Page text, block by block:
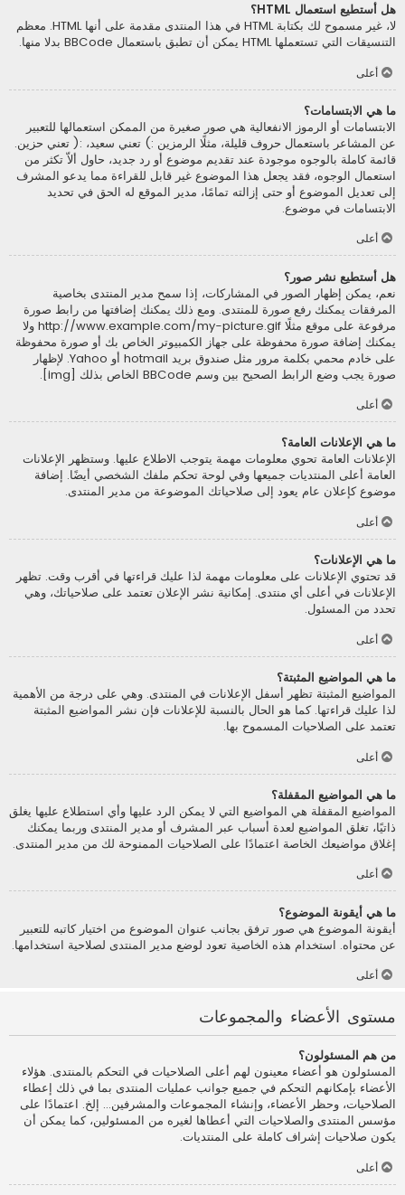
هل أستطيع استعمال HTML؟
لا، غير مسموح لك بكتابة HTML في هذا المنتدى مقدمة على أنها HTML. معظم
التنسيقات التي تستعملها HTML يمكن أن تطبق باستعمال BBCode بدلا منها.
أعلى
ما هي الابتسامات؟
الابتسامات أو الرموز الانفعالية هي صور صغيرة من الممكن استعمالها للتعبير
عن المشاعر باستعمال حروف قليلة، مثلًا الرمزين :) تعني سعيد، :( تعني حزين.
قائمة كاملة بالوجوه موجودة عند تقديم موضوع أو رد جديد، حاول ألاّ تكثر من
استعمال الوجوه، فقد يجعل هذا الموضوع غير قابل للقراءة مما يدعو المشرف
إلى تعديل الموضوع أو حتى إزالته تمامًا، مدير الموقع له الحق في تحديد
الابتسامات في موضوع.
أعلى
هل أستطيع نشر صور؟
نعم، يمكن إظهار الصور في المشاركات، إذا سمح مدير المنتدى بخاصية
المرفقات يمكنك رفع صورة للمنتدى. ومع ذلك يمكنك إضافتها من رابط صورة
مرفوعة على موقع مثلًا http://www.example.com/my-picture.gif ولا
يمكنك إضافة صورة محفوظة على جهاز الكمبيوتر الخاص بك أو صورة محفوظة
على خادم محمي بكلمة مرور مثل صندوق بريد hotmail أو Yahoo. لإظهار
صورة يجب وضع الرابط الصحيح بين وسم BBCode الخاص بذلك [img].
أعلى
ما هي الإعلانات العامة؟
الإعلانات العامة تحوي معلومات مهمة يتوجب الاطلاع عليها. وستظهر الإعلانات
العامة أعلى المنتديات جميعها وفي لوحة تحكم ملفك الشخصي أيضًا. إضافة
موضوع كإعلان عام يعود إلى صلاحياتك الموضوعة من مدير المنتدى.
أعلى
ما هي الإعلانات؟
قد تحتوي الإعلانات على معلومات مهمة لذا عليك قراءتها في أقرب وقت. تظهر
الإعلانات في أعلى أي منتدى. إمكانية نشر الإعلان تعتمد على صلاحياتك، وهي
تحدد من المسئول.
أعلى
ما هي المواضيع المثبتة؟
المواضيع المثبتة تظهر أسفل الإعلانات في المنتدى. وهي على درجة من الأهمية
لذا عليك قراءتها. كما هو الحال بالنسبة للإعلانات فإن نشر المواضيع المثبتة
تعتمد على الصلاحيات المسموح بها.
أعلى
ما هي المواضيع المقفلة؟
المواضيع المقفلة هي المواضيع التي لا يمكن الرد عليها وأي استطلاع عليها يغلق
ذاتيًا، تغلق المواضيع لعدة أسباب عبر المشرف أو مدير المنتدى وربما يمكنك
إغلاق مواضيعك الخاصة اعتمادًا على الصلاحيات الممنوحة لك من مدير المنتدى.
أعلى
ما هي أيقونة الموضوع؟
أيقونة الموضوع هي صور ترفق بجانب عنوان الموضوع من اختيار كاتبه للتعبير
عن محتواه. استخدام هذه الخاصية تعود لوضع مدير المنتدى لصلاحية استخدامها.
أعلى
مستوى الأعضاء والمجموعات
من هم المسئولون؟
المسئولون هو أعضاء معينون لهم أعلى الصلاحيات في التحكم بالمنتدى. هؤلاء
الأعضاء بإمكانهم التحكم في جميع جوانب عمليات المنتدى بما في ذلك إعطاء
الصلاحيات، وحظر الأعضاء، وإنشاء المجموعات والمشرفين... إلخ. اعتمادًا على
مؤسس المنتدى والصلاحيات التي أعطاها لغيره من المسئولين، كما يمكن أن
يكون صلاحيات إشراف كاملة على المنتديات.
أعلى